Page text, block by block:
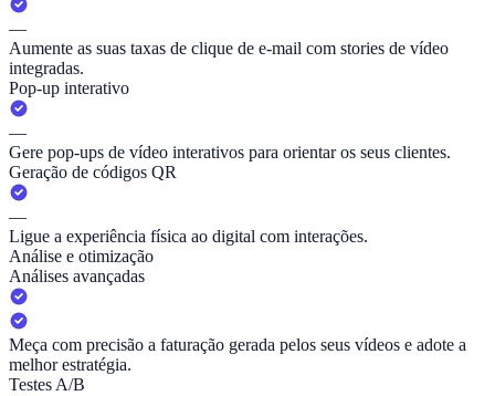
—
Aumente as suas taxas de clique de e-mail com stories de vídeo
integradas.
Pop-up interativo
—
Gere pop-ups de vídeo interativos para orientar os seus clientes.
Geração de códigos QR
—
Ligue a experiência física ao digital com interações.
Análise e otimização
Análises avançadas
Meça com precisão a faturação gerada pelos seus vídeos e adote a
melhor estratégia.
Testes A/B